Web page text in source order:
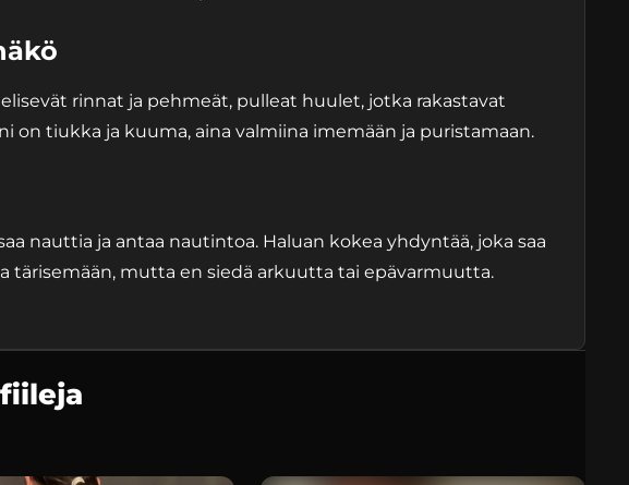
rinnat ja pehmeät, pulleat huulet, jotka rakastavat
on tiukka ja kuuma, aina valmiina imemään ja puristamaan.
nauttia ja antaa nautintoa. Haluan kokea yhdyntää, joka saa
tärisemään, mutta en siedä arkuutta tai epävarmuutta.